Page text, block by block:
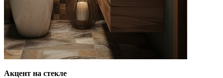
Акцент на стекле